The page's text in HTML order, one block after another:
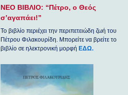
ΝΕΟ ΒΙΒΛΙΟ: “Πέτρο, ο Θεός
σ’αγαπάει!”
Το βιβλίο περιέχει την περιπετειώδη ζωή του
Πέτρου Φιλακουρίδη. Μπορείτε να βρείτε το
βιβλίο σε ηλεκτρονική μορφήΕΔΩ.